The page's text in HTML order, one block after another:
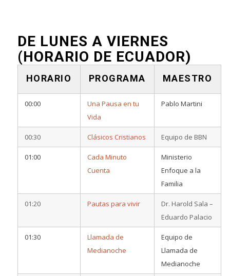
DE LUNES A VIERNES
(HORARIO DE ECUADOR)
HORARIO PROGRAMA MAESTRO
00:00
Una Pausa en tu
Vida
Pablo Martini
00:30 Clásicos Cristianos Equipo de BBN
01:00
Cada Minuto
Cuenta
Ministerio
Enfoque a la
Familia
01:20 Pautas para vivir
Dr. Harold Sala –
Eduardo Palacio
01:30
Llamada de
Medianoche
Equipo de
Llamada de
Medianoche